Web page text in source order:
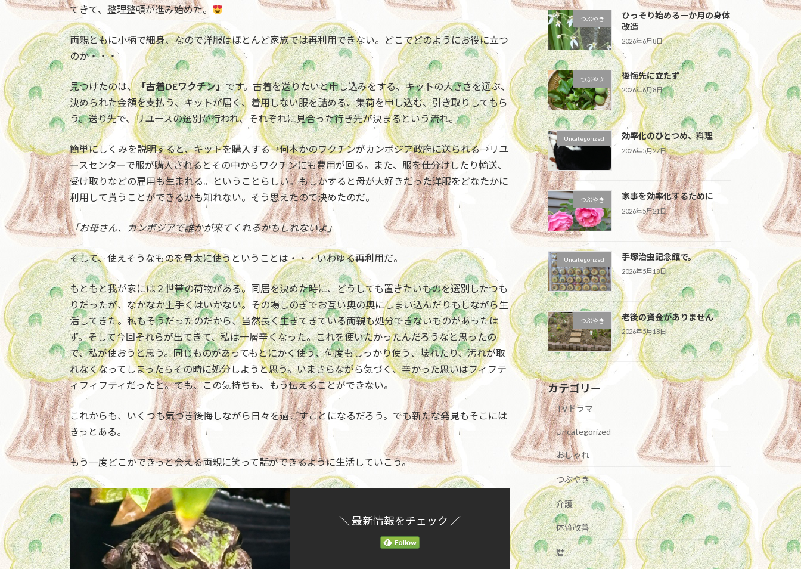
てきて、整理整頓が進み始めた。
両親ともに小柄で細身、なので洋服はほとんど家族では再利用できない。どこでどのようにお役に立つ
のか・・・
見つけたのは、「古着DEワクチン」です。古着を送りたいと申し込みをする、キットの大きさを選ぶ、
決められた金額を支払う、キットが届く、着用しない服を詰める、集荷を申し込む、引き取りしてもら
う。送り先で、リユースの選別が行われ、それぞれに見合った行き先が決まるという流れ。
簡単にしくみを説明すると、キットを購入する→何本かのワクチンがカンボジア政府に送られる→リユ
ースセンターで服が購入されるとその中からワクチンにも費用が回る。また、服を仕分けしたり輸送、
受け取りなどの雇用も生まれる。ということらしい。もしかすると母が大好きだった洋服をどなたかに
利用して貰うことができるかも知れない。そう思えたので決めたのだ。
「お母さん、カンボジアで誰かが来てくれるかもしれないよ」
そして、使えそうなものを骨太に使うということは・・・いわゆる再利用だ。
もともと我が家には２世帯の荷物がある。同居を決めた時に、どうしても置きたいものを選別したつも
りだったが、なかなか上手くはいかない。その場しのぎでお互い奥の奥にしまい込んだりもしながら生
活してきた。私もそうだったのだから、当然長く生きてきている両親も処分できないものがあったは
ず。そして今回それらが出てきて、私は一層辛くなった。これを使いたかったんだろうなと思ったの
で、私が使おうと思う。同じものがあってもとにかく使う、何度もしっかり使う、壊れたり、汚れが取
れなくなってしまったらその時に処分しようと思う。いまさらながら気づく、辛かった思いはフィフテ
ィフィフティだったと。でも、この気持ちも、もう伝えることができない。
これからも、いくつも気づき後悔しながら日々を過ごすことになるだろう。でも新たな発見もそこには
きっとある。
もう一度どこかできっと会える両親に笑って話ができるように生活していこう。
＼ 最新情報をチェック ／
つぶやき
ひっそり始める一か月の身体
改造
2026年6月8日
つぶやき 後悔先に立たず
2026年6月8日
Uncategorized 効率化のひとつめ、料理
2026年5月27日
つぶやき 家事を効率化するために
2026年5月21日
Uncategorized 手塚治虫記念館で。
2026年5月18日
つぶやき 老後の資金がありません
2026年5月18日
カテゴリー
TVドラマ
Uncategorized
おしゃれ
つぶやき
介護
体質改善
暦